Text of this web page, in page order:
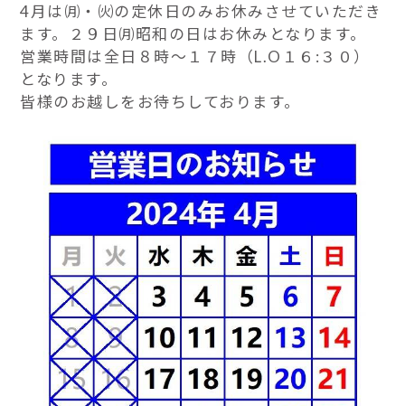
4月は㈪・㈫の定休日のみお休みさせていただき
ます。２９日㈪昭和の日はお休みとなります。
営業時間は全日８時～１７時（L.O１６:３０）
となります。
皆様のお越しをお待ちしております。